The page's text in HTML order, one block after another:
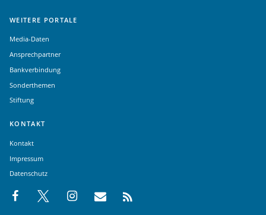
WEITERE PORTALE
Media-Daten
Ansprechpartner
Bankverbindung
Sonderthemen
Stiftung
KONTAKT
Kontakt
Impressum
Datenschutz